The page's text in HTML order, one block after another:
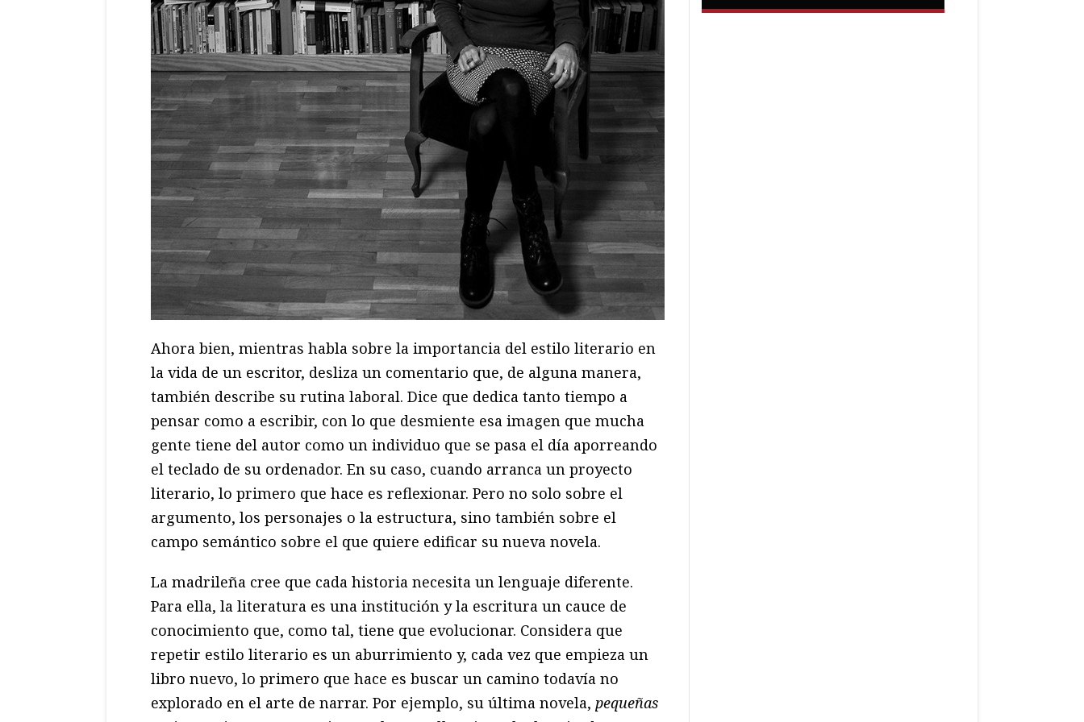
Ahora bien, mientras habla sobre la importancia del estilo literario en
la vida de un escritor, desliza un comentario que, de alguna manera,
también describe su rutina laboral. Dice que dedica tanto tiempo a
pensar como a escribir, con lo que desmiente esa imagen que mucha
gente tiene del autor como un individuo que se pasa el día aporreando
el teclado de su ordenador. En su caso, cuando arranca un proyecto
literario, lo primero que hace es reflexionar. Pero no solo sobre el
argumento, los personajes o la estructura, sino también sobre el
campo semántico sobre el que quiere edificar su nueva novela.
La madrileña cree que cada historia necesita un lenguaje diferente.
Para ella, la literatura es una institución y la escritura un cauce de
conocimiento que, como tal, tiene que evolucionar. Considera que
repetir estilo literario es un aburrimiento y, cada vez que empieza un
libro nuevo, lo primero que hace es buscar un camino todavía no
explorado en el arte de narrar. Por ejemplo, su última novela, pequeñas